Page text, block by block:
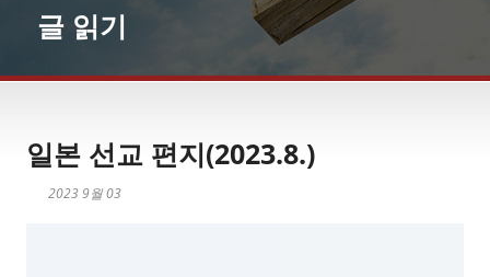
글 읽기
일본 선교 편지(2023.8.)
2023 9월 03